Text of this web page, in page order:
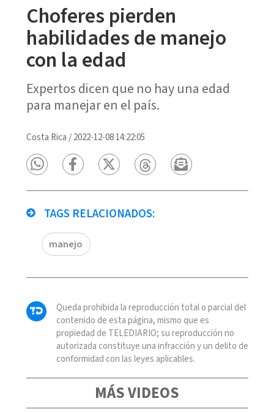
Choferes pierden
habilidades de manejo
con la edad
Expertos dicen que no hay una edad
para manejar en el país.
Costa Rica /2022-12-08 14:22:05
TAGS RELACIONADOS:
manejo
Queda prohibida la reproducción total o parcial del
contenido de esta página, mismo que es
propiedad de TELEDIARIO; su reproducción no
autorizada constituye una infracción y un delito de
conformidad con las leyes aplicables.
MÁS VIDEOS